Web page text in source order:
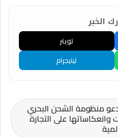
الخبر
تويتر
تيليجرام
منظومة الشحن البحري
وانعكاساتها على التجارة